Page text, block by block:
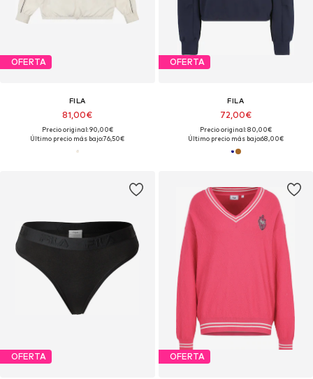
OFERTA
FILA
81,00€
Precio original: 90,00€
Último precio más bajo:76,50€
OFERTA
FILA
72,00€
Precio original: 80,00€
Último precio más bajo:68,00€
OFERTA OFERTA